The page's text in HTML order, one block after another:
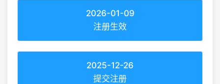
2026-01-09
注册生效
2025-12-26
提交注册